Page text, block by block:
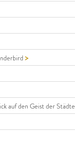
>
auf den Geist der Städte